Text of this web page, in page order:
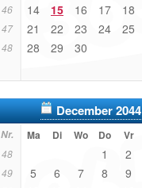
46 14 15 16 17 18
47 21 22 23 24 25
48 28 29 30
December 2044
Nr. Ma Di Wo Do Vr
48 1 2
49 5 6 7 8 9